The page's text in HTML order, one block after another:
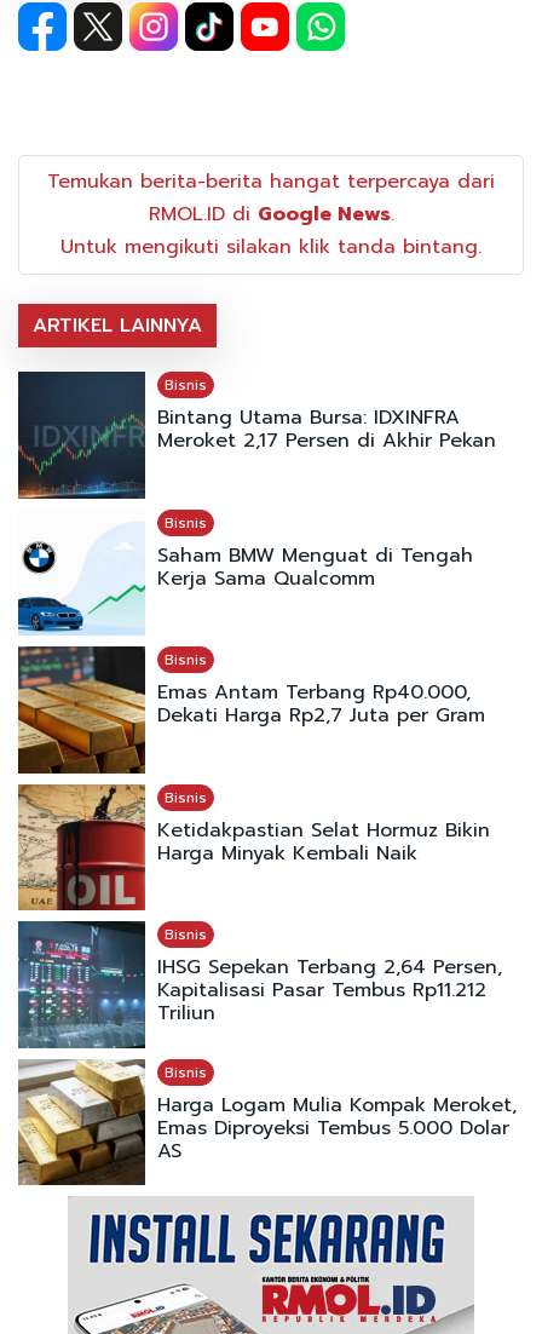
Temukan berita-berita hangat terpercaya dari
RMOL.ID di Google News.
Untuk mengikuti silakan klik tanda bintang.
ARTIKEL LAINNYA
Bisnis
Bintang Utama Bursa: IDXINFRA
Meroket 2,17 Persen di Akhir Pekan
Bisnis
Saham BMW Menguat di Tengah
Kerja Sama Qualcomm
Bisnis
Emas Antam Terbang Rp40.000,
Dekati Harga Rp2,7 Juta per Gram
Bisnis
Ketidakpastian Selat Hormuz Bikin
Harga Minyak Kembali Naik
Bisnis
IHSG Sepekan Terbang 2,64 Persen,
Kapitalisasi Pasar Tembus Rp11.212
Triliun
Bisnis
Harga Logam Mulia Kompak Meroket,
Emas Diproyeksi Tembus 5.000 Dolar
AS